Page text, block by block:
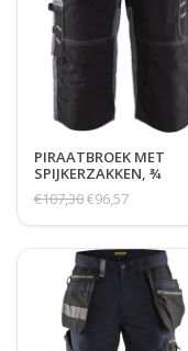
PIRAATBROEK MET
SPIJKERZAKKEN, ¾
€107,30€96,57